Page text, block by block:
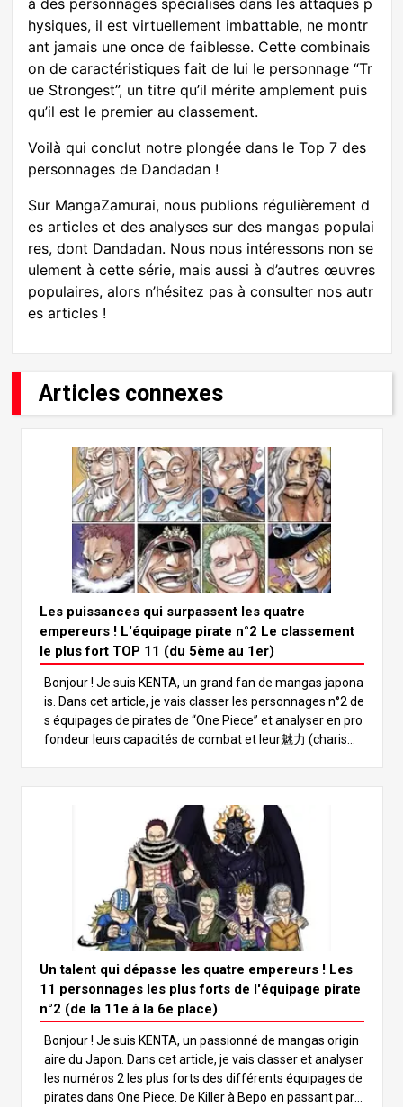
à des personnages spécialisés dans les attaques p
hysiques, il est virtuellement imbattable, ne montr
ant jamais une once de faiblesse. Cette combinais
on de caractéristiques fait de lui le personnage “Tr
ue Strongest”, un titre qu’il mérite amplement puis
qu’il est le premier au classement.
Voilà qui conclut notre plongée dans le Top 7 des
personnages de Dandadan !
Sur MangaZamurai, nous publions régulièrement d
es articles et des analyses sur des mangas populai
res, dont Dandadan. Nous nous intéressons non se
ulement à cette série, mais aussi à d’autres œuvres
populaires, alors n’hésitez pas à consulter nos autr
es articles !
Articles connexes
Les puissances qui surpassent les quatre
empereurs ! L'équipage pirate n°2 Le classement
le plus fort TOP 11 (du 5ème au 1er)
Bonjour ! Je suis KENTA, un grand fan de mangas japona
is. Dans cet article, je vais classer les personnages n°2 de
s équipages de pirates de “One Piece” et analyser en pro
fondeur leurs capacités de combat et leur魅力 (charism
nivers de “One Piece”, il existe de nombreux personnage
s puissants, mais les numéros 2 des équipages de pirate
s sont particulièrement remarquables pour leurs immen
ses capacités de combat. Ces personnages égalent sou
vent la force de leur capitaine, qui fait généralement par
tie des figures les plus puissantes, comme les Quatre E
mpereurs ou les Sept Seigneurs de la Mer, jouant ainsi u
n rôle essentiel dans l’avancement de l’histoire. Dans cet
article, nous allons nous pencher sur les personnages n°
2 les plus forts et classer les 11 premiers. Analysons le s
tyle de combat et les caractéristiques de chacun pour dé
terminer qui est le plus fort ! Commençons par le classe
ment ! Vous ne voudrez pas manquer ça ! 5e place : Sab
o Sabo, le numéro 2 de l’Armée révolutionnaire, est conn
u comme le frère juré de Luffy et Ace. Sa force réside d
ans son style de combat complet, utilisant les arts marti
Un talent qui dépasse les quatre empereurs ! Les
11 personnages les plus forts de l'équipage pirate
n°2 (de la 11e à la 6e place)
Bonjour ! Je suis KENTA, un passionné de mangas origin
aire du Japon. Dans cet article, je vais classer et analyser
les numéros 2 les plus forts des différents équipages de
pirates dans One Piece. De Killer à Bepo en passant par K